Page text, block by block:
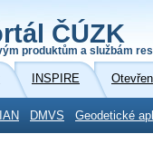
ČÚZK
produktům a službám
INSPIRE
DMVS Geodetické